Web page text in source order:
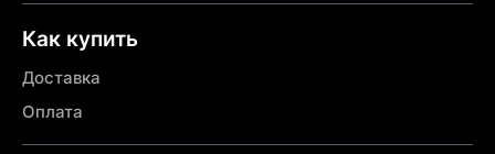
Как купить
Доставка
Оплата